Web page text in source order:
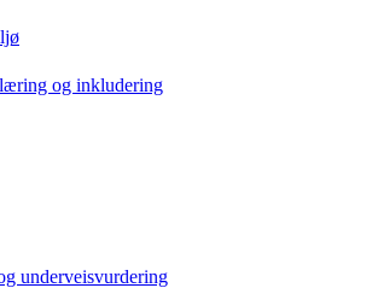
og inkludering
underveisvurdering